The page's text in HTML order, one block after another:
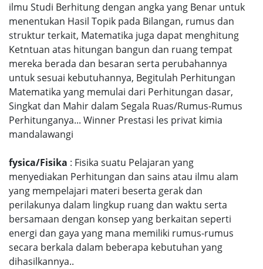
ilmu Studi Berhitung dengan angka yang Benar untuk
menentukan Hasil Topik pada Bilangan, rumus dan
struktur terkait, Matematika juga dapat menghitung
Ketntuan atas hitungan bangun dan ruang tempat
mereka berada dan besaran serta perubahannya
untuk sesuai kebutuhannya, Begitulah Perhitungan
Matematika yang memulai dari Perhitungan dasar,
Singkat dan Mahir dalam Segala Ruas/Rumus-Rumus
Perhitunganya... Winner Prestasi les privat kimia
mandalawangi
fysica/Fisika : Fisika suatu Pelajaran yang
menyediakan Perhitungan dan sains atau ilmu alam
yang mempelajari materi beserta gerak dan
perilakunya dalam lingkup ruang dan waktu serta
bersamaan dengan konsep yang berkaitan seperti
energi dan gaya yang mana memiliki rumus-rumus
secara berkala dalam beberapa kebutuhan yang
dihasilkannya..